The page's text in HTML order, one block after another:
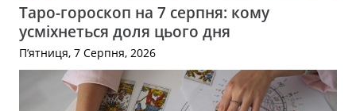
Таро-гороскоп на 7 серпня: кому
усміхнеться доля цього дня
П’ятниця, 7 Серпня, 2026